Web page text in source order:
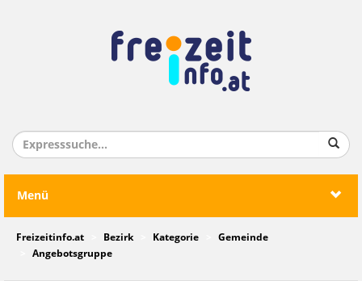
Menü
Freizeitinfo.at Bezirk Kategorie
Gemeinde
Angebotsgruppe